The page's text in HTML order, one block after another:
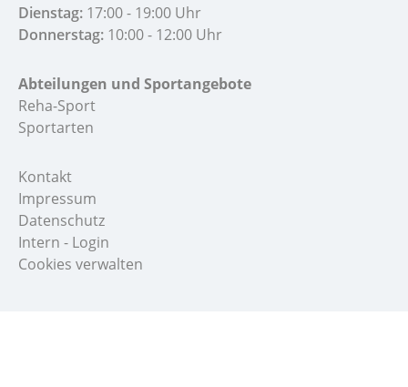
Dienstag: 17:00 - 19:00 Uhr
Donnerstag: 10:00 - 12:00 Uhr
Abteilungen und Sportangebote
Reha-Sport
Sportarten
Kontakt
Impressum
Datenschutz
Intern - Login
Cookies verwalten